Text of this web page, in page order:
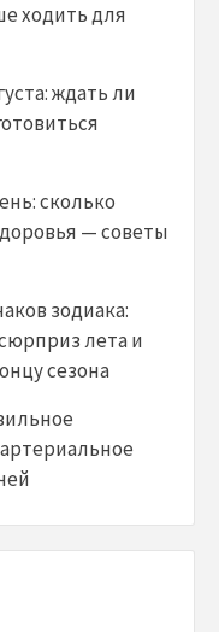
ходить для
ждать ли
сколько
— советы
зодиака:
лета и
сезона